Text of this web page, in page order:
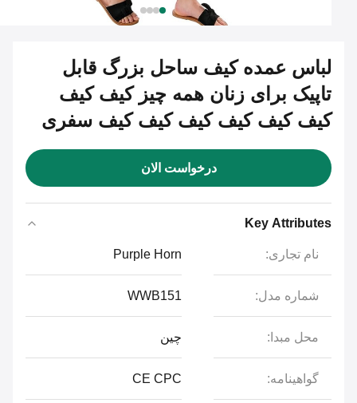
لباس عمده کیف ساحل بزرگ قابل
تاپیک برای زنان همه چیز کیف کیف
کیف کیف کیف کیف کیف کیف سفری
درخواست الان
Key Attributes
نام تجاری: Purple Horn
شماره مدل: WWB151
محل مبدا:
گواهینامه: CE CPC